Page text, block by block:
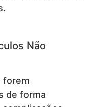
Não
forem
de forma